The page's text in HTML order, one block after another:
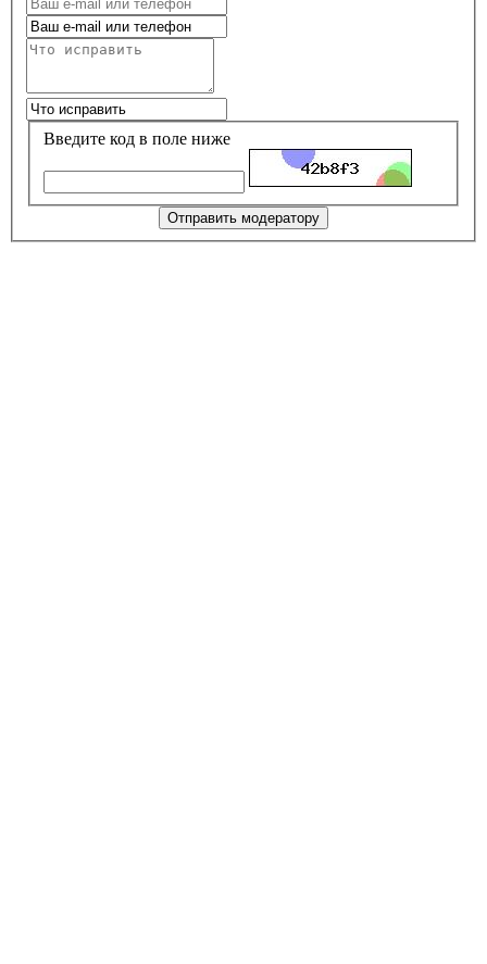
Введите код в поле ниже
Отправить модератору